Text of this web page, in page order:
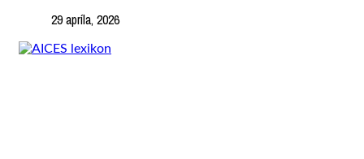
29 apríla, 2026